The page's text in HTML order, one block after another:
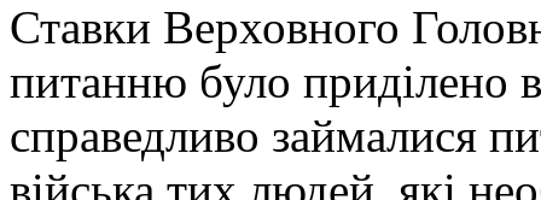
Ставки Верховного
питанню було приділено
справедливо займалися
війська тих людей, які